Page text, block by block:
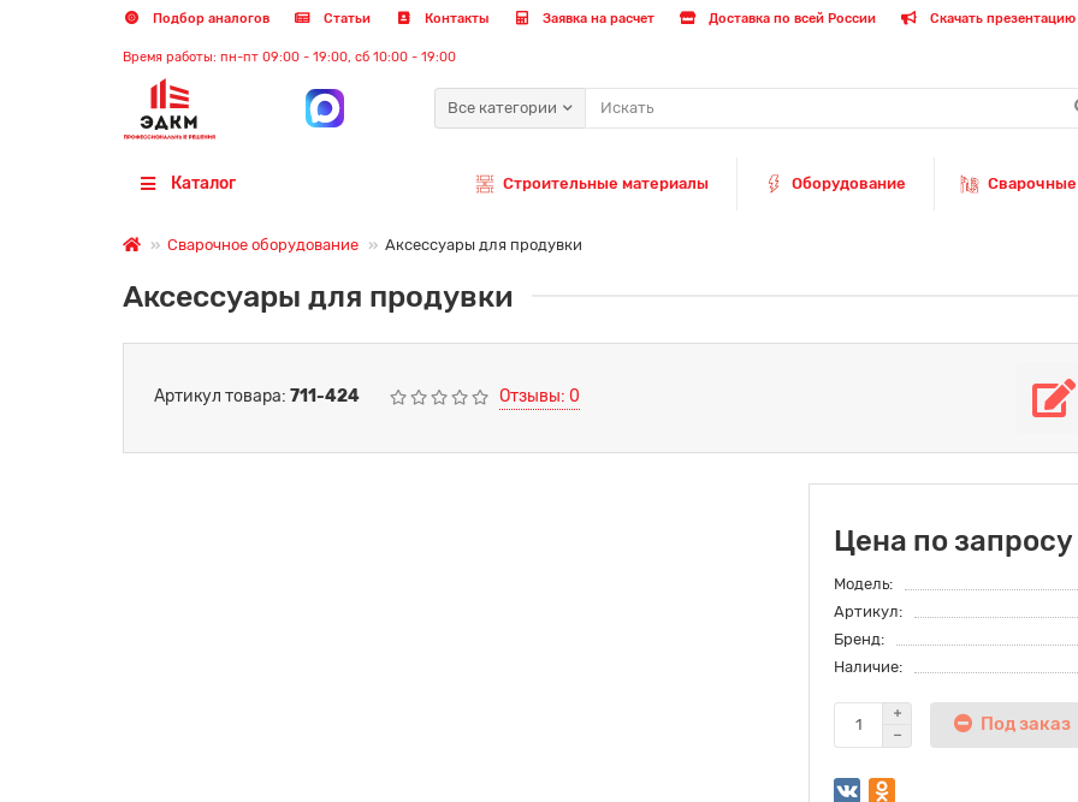
Подбор аналогов Статьи Контакты Заявка на расчет Доставка по всей России Скачать
Время работы: пн-пт 09:00 - 19:00, сб 10:00 - 19:00
Все категории
Каталог Строительные материалы Оборудование
Сварочное оборудование Аксессуары для продувки
Аксессуары для продувки
Артикул товара: 711-424 Отзывы: 0
Цена по запросу
Модель:
Артикул:
Бренд:
Наличие:
Под заказ